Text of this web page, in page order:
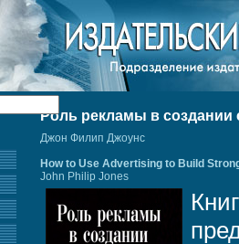
Роль рекламы в создании
Джон Филип Джоунc
How to Use Advertising to Build
John Philip Jones